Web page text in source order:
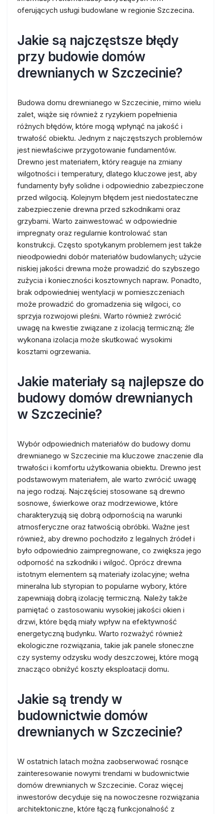
oferujących usługi budowlane w regionie Szczecina.
Jakie są najczęstsze błędy
przy budowie domów
drewnianych w Szczecinie?
Budowa domu drewnianego w Szczecinie, mimo wielu
zalet, wiąże się również z ryzykiem popełnienia
różnych błędów, które mogą wpłynąć na jakość i
trwałość obiektu. Jednym z najczęstszych problemów
jest niewłaściwe przygotowanie fundamentów.
Drewno jest materiałem, który reaguje na zmiany
wilgotności i temperatury, dlatego kluczowe jest, aby
fundamenty były solidne i odpowiednio zabezpieczone
przed wilgocią. Kolejnym błędem jest niedostateczne
zabezpieczenie drewna przed szkodnikami oraz
grzybami. Warto zainwestować w odpowiednie
impregnaty oraz regularnie kontrolować stan
konstrukcji. Często spotykanym problemem jest także
nieodpowiedni dobór materiałów budowlanych; użycie
niskiej jakości drewna może prowadzić do szybszego
zużycia i konieczności kosztownych napraw. Ponadto,
brak odpowiedniej wentylacji w pomieszczeniach
może prowadzić do gromadzenia się wilgoci, co
sprzyja rozwojowi pleśni. Warto również zwrócić
uwagę na kwestie związane z izolacją termiczną; źle
wykonana izolacja może skutkować wysokimi
kosztami ogrzewania.
Jakie materiały są najlepsze do
budowy domów drewnianych
w Szczecinie?
Wybór odpowiednich materiałów do budowy domu
drewnianego w Szczecinie ma kluczowe znaczenie dla
trwałości i komfortu użytkowania obiektu. Drewno jest
podstawowym materiałem, ale warto zwrócić uwagę
na jego rodzaj. Najczęściej stosowane są drewno
sosnowe, świerkowe oraz modrzewiowe, które
charakteryzują się dobrą odpornością na warunki
atmosferyczne oraz łatwością obróbki. Ważne jest
również, aby drewno pochodziło z legalnych źródeł i
było odpowiednio zaimpregnowane, co zwiększa jego
odporność na szkodniki i wilgoć. Oprócz drewna
istotnym elementem są materiały izolacyjne; wełna
mineralna lub styropian to popularne wybory, które
zapewniają dobrą izolację termiczną. Należy także
pamiętać o zastosowaniu wysokiej jakości okien i
drzwi, które będą miały wpływ na efektywność
energetyczną budynku. Warto rozważyć również
ekologiczne rozwiązania, takie jak panele słoneczne
czy systemy odzysku wody deszczowej, które mogą
znacząco obniżyć koszty eksploatacji domu.
Jakie są trendy w
budownictwie domów
drewnianych w Szczecinie?
W ostatnich latach można zaobserwować rosnące
zainteresowanie nowymi trendami w budownictwie
domów drewnianych w Szczecinie. Coraz więcej
inwestorów decyduje się na nowoczesne rozwiązania
architektoniczne, które łączą funkcjonalność z